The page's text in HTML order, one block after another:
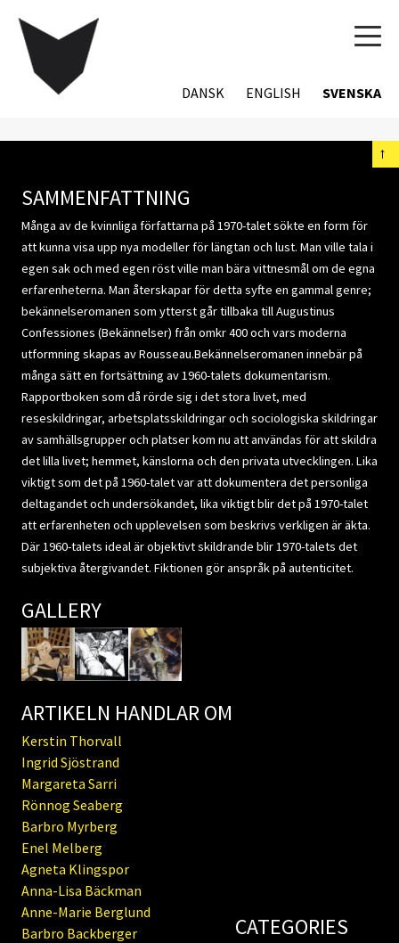
DANSK ENGLISH SVENSKA
←
SAMMENFATTNING
Många av de kvinnliga författarna på 1970-talet sökte en form för
att kunna visa upp nya modeller för längtan och lust. Man ville tala i
egen sak och med egen röst ville man bära vittnesmål om de egna
erfarenheterna. Man återskapar för detta syfte en gammal genre;
bekännelseromanen som ytterst går tillbaka till Augustinus
Confessiones (Bekännelser) från omkr 400 och vars moderna
utformning skapas av Rousseau.Bekännelseromanen innebär på
många sätt en fortsättning av 1960-talets dokumentarism.
Rapportboken som då rörde sig i det stora livet, med
reseskildringar, arbetsplatsskildringar och sociologiska skildringar
av samhällsgrupper och platser kom nu att användas för att skildra
det lilla livet; hemmet, känslorna och den privata utvecklingen. Lika
viktigt som det på 1960-talet var att dokumentera det personliga
deltagandet och undersökandet, lika viktigt blir det på 1970-talet
att erfarenheten och upplevelsen som beskrivs verkligen är äkta.
Där 1960-talets ideal är objektivt skildrande blir 1970-talets det
subjektiva återgivandet. Fiktionen gör anspråk på autenticitet.
GALLERY
ARTIKELN HANDLAR OM
Kerstin Thorvall
Ingrid Sjöstrand
Margareta Sarri
Rönnog Seaberg
Barbro Myrberg
Enel Melberg
Agneta Klingspor
Anna-Lisa Bäckman
Anne-Marie Berglund
Barbro Backberger
CATEGORIES